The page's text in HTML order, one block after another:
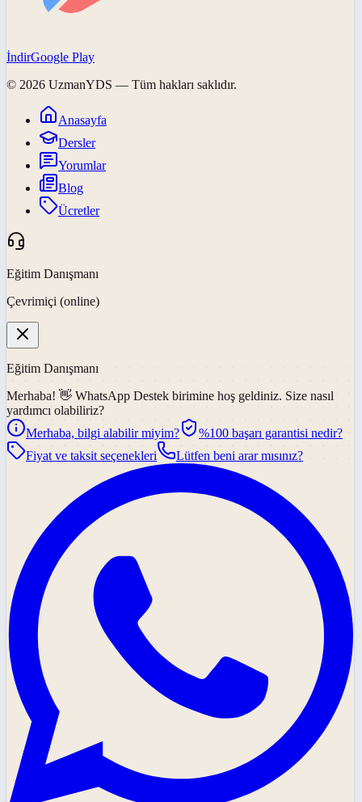
İndirGoogle Play
© 2026 UzmanYDS — Tüm hakları saklıdır.
Anasayfa
Dersler
Yorumlar
Blog
Ücretler
Eğitim Danışmanı
Çevrimiçi (online)
Eğitim Danışmanı
Merhaba! 👋 WhatsApp Destek birimine hoş geldiniz. Size nasıl
yardımcı olabiliriz?
Merhaba, bilgi alabilir miyim?
%100 başarı garantisi nedir?
Fiyat ve taksit seçenekleri
Lütfen beni arar mısınız?